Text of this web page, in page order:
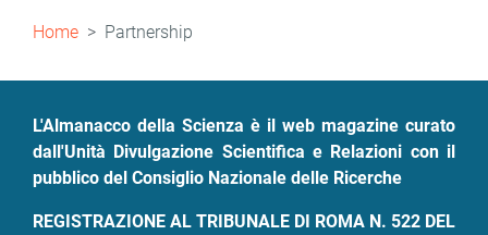
Briciole
Home Partnership
L'Almanacco della Scienza è il web magazine curato
dall'Unità Divulgazione Scientifica e Relazioni con il
pubblico del Consiglio Nazionale delle Ricerche
REGISTRAZIONE AL TRIBUNALE DI ROMA N. 522 DEL